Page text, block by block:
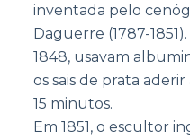
inventada pelo
Daguerre (1787-
1848, usavam
os sais de prata
15 minutos.
Em 1851, o escultor